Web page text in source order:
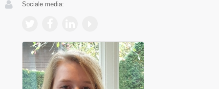
Sociale media: